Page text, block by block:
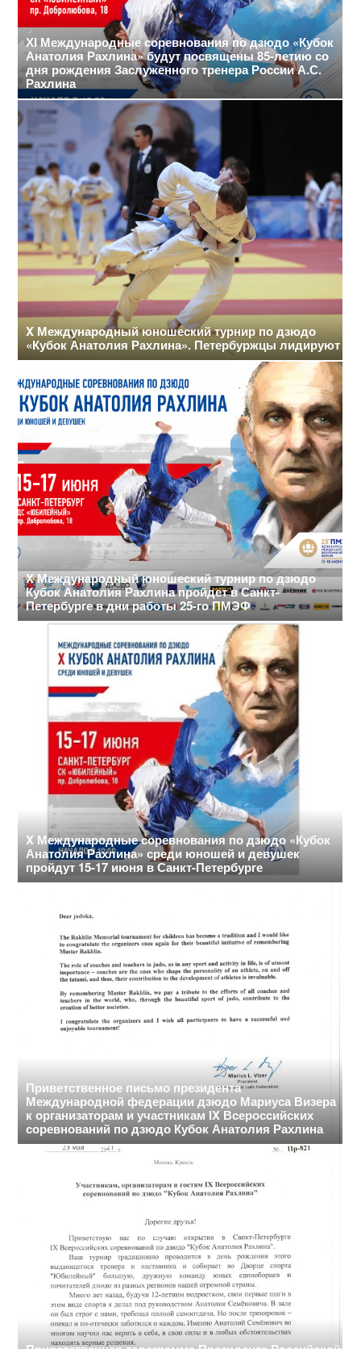
ХI Международные соревнования по дзюдо «Кубок
Анатолия Рахлина» будут посвящены 85-летию со
дня рождения Заслуженного тренера России А.С.
Рахлина
X Международный юношеский турнир по дзюдо
«Кубок Анатолия Рахлина». Петербуржцы лидируют
X Международный юношеский турнир по дзюдо
Кубок Анатолия Рахлина пройдет в Санкт-
Петербурге в дни работы 25-го ПМЭФ
X Международные соревнования по дзюдо «Кубок
Анатолия Рахлина» среди юношей и девушек
пройдут 15-17 июня в Санкт-Петербурге
Приветственное письмо президента
Международной федерации дзюдо Мариуса Визера
к организаторам и участникам IX Всероссийских
соревнований по дзюдо Кубок Анатолия Рахлина